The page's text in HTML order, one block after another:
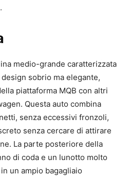
medio-grande caratterizzata
sobrio ma elegante,
piattaforma MQB con altri
Questa auto combina
senza eccessivi fronzoli,
senza cercare di attirare
La parte posteriore della
di coda e un lunotto molto
un ampio bagagliaio